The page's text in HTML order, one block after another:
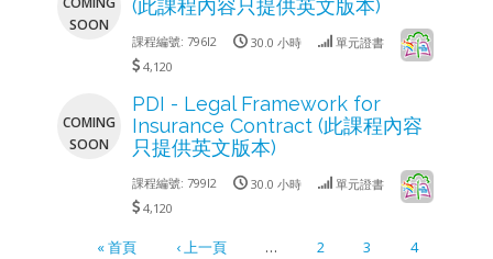
SOON
(此課程內容只提供英文版本)
課程編號: 796I2 30.0 小時
單元證書
4,120
COMING
SOON
PDI - Legal Framework for
Insurance Contract (此課程內容
只提供英文版本)
課程編號: 799I2 30.0 小時
單元證書
4,120
« 首頁 ‹ 上一頁 … 2 3
4